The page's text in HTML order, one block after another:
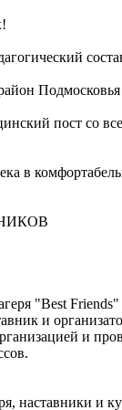
Подмосковья
пост со
в
"Best Friends"
и
и
наставники и